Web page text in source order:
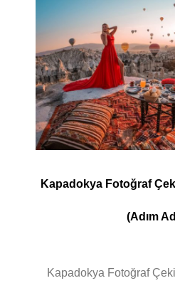
Kapadokya Fotoğraf
(Adım
Kapadokya Fotoğraf